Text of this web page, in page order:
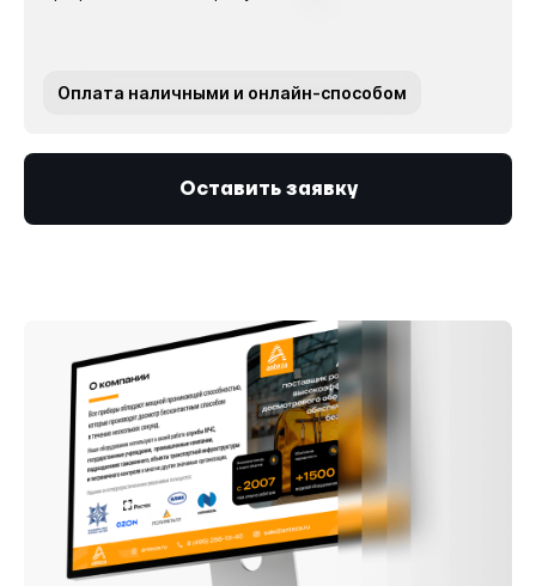
Оплата наличными и онлайн-способом
Оставить заявку